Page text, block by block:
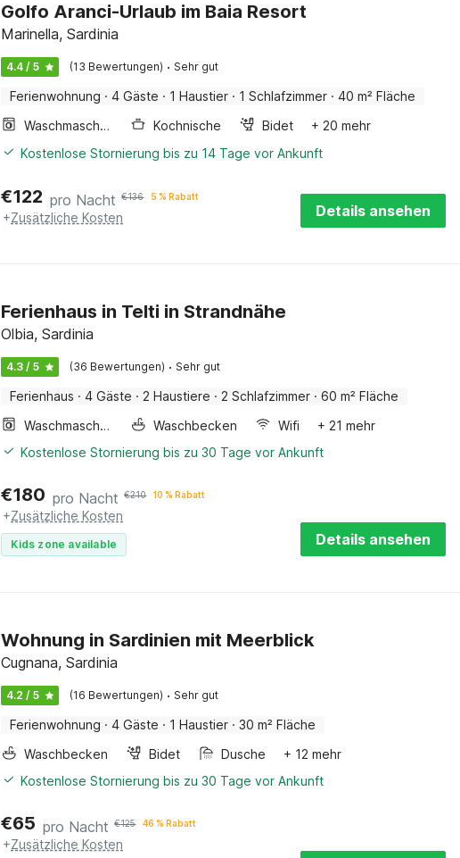
Golfo Aranci-Urlaub im Baia Resort
Marinella, Sardinia
4.4 / 5 (13 Bewertungen) · Sehr gut
Ferienwohnung · 4 Gäste · 1 Haustier · 1 Schlafzimmer · 40 m² Fläche
Waschmaschine
Kochnische Bidet
+ 20 mehr
Kostenlose Stornierung bis zu 14 Tage vor Ankunft
€122 pro Nacht €136 5 % Rabatt
+Zusätzliche Kosten Details ansehen
Ferienhaus in Telti in Strandnähe
Olbia, Sardinia
4.3 / 5 (36 Bewertungen) · Sehr gut
Ferienhaus · 4 Gäste · 2 Haustiere · 2 Schlafzimmer · 60 m² Fläche
Waschmaschine
Waschbecken Wifi
+ 21 mehr
Kostenlose Stornierung bis zu 30 Tage vor Ankunft
€180 pro Nacht €210 10 % Rabatt
+Zusätzliche Kosten
Kids zone available Details ansehen
Wohnung in Sardinien mit Meerblick
Cugnana, Sardinia
4.2 / 5 (16 Bewertungen) · Sehr gut
Ferienwohnung · 4 Gäste · 1 Haustier · 30 m² Fläche
Waschbecken
Bidet Dusche
+ 12 mehr
Kostenlose Stornierung bis zu 30 Tage vor Ankunft
€65 pro Nacht €125 46 % Rabatt
+Zusätzliche Kosten